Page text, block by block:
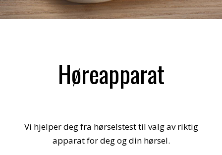
Høreapparat
Vi hjelper deg fra hørselstest til valg av riktig
apparat for deg og din hørsel.